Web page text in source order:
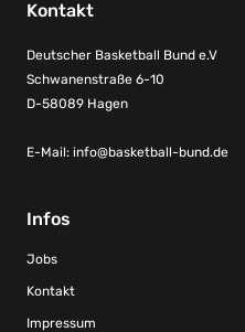
Kontakt
Deutscher Basketball Bund e.V
Schwanenstraße 6-10
D-58089 Hagen
E-Mail: info@basketball-bund.de
Infos
Jobs
Kontakt
Impressum